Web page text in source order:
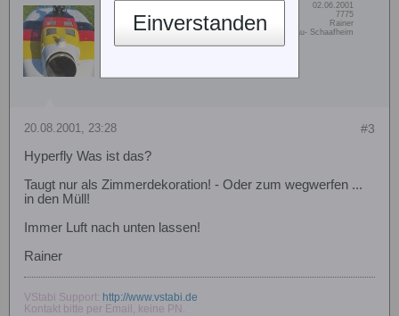
Mikado-Heli.de
VStabi-Support
02.06.2001
Beiträge:
7775
Vorname:
Rainer
Wohn/Flugort: Modellsportgruppe Bachgau- Schaafheim
#3
20.08.2001, 23:28
Hyperfly Was ist das?
Taugt nur als Zimmerdekoration! - Oder zum wegwerfen ...
in den Müll!
Immer Luft nach unten lassen!
Rainer
VStabi Support: http://www.vstabi.de
Kontakt bitte per Email, keine PN.
Einverstanden